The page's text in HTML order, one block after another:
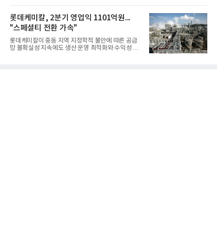
분야를
체별로 엇갈린 가운데 하반기 신작 흥행과 해외 시장
성과가 실적을 좌우할 핵심 변수로 떠오르고 있다.8일
업계에 따르면 올해 상반기 게임업계는 기업별 성적
표가 크게 갈렸다. 대표적으로 크래프톤은 'PUBG: 배
틀그라운드'의 안정적인 성장에 힘입어 상반기 연결
기준 매출 2조6616억원, 영업이익 9725억원으로 역
대 최대 실적을 기록했다. 엔씨도 올해 출시한 '아이온
롯데케미칼, 2분기 영업익 1101억원...
"스페셜티 전환 가속"
롯데케미칼이 중동 지역 지정학적 불안에 따른 공급
망 불확실성 지속에도 생산 운영 최적화와 수익성 중